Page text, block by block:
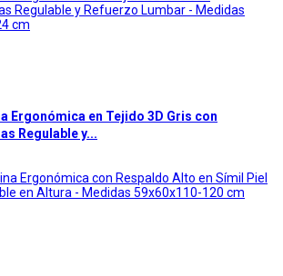
Ergonómica en Tejido 3D Gris con
Regulable y...